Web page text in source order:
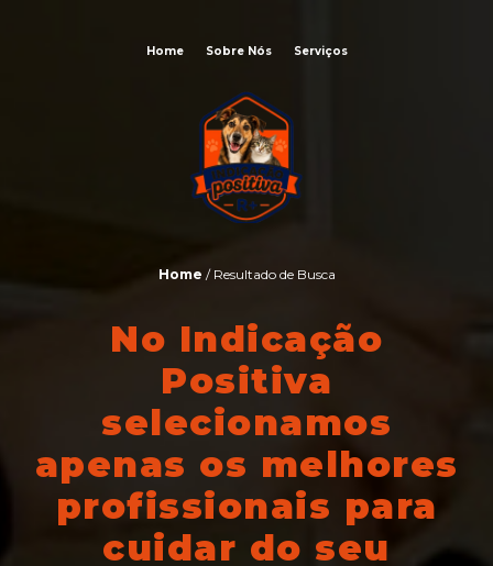
Home Sobre Nós Serviços
Home / Resultado de Busca
No Indicação
Positiva
selecionamos
apenas os melhores
profissionais para
cuidar do seu